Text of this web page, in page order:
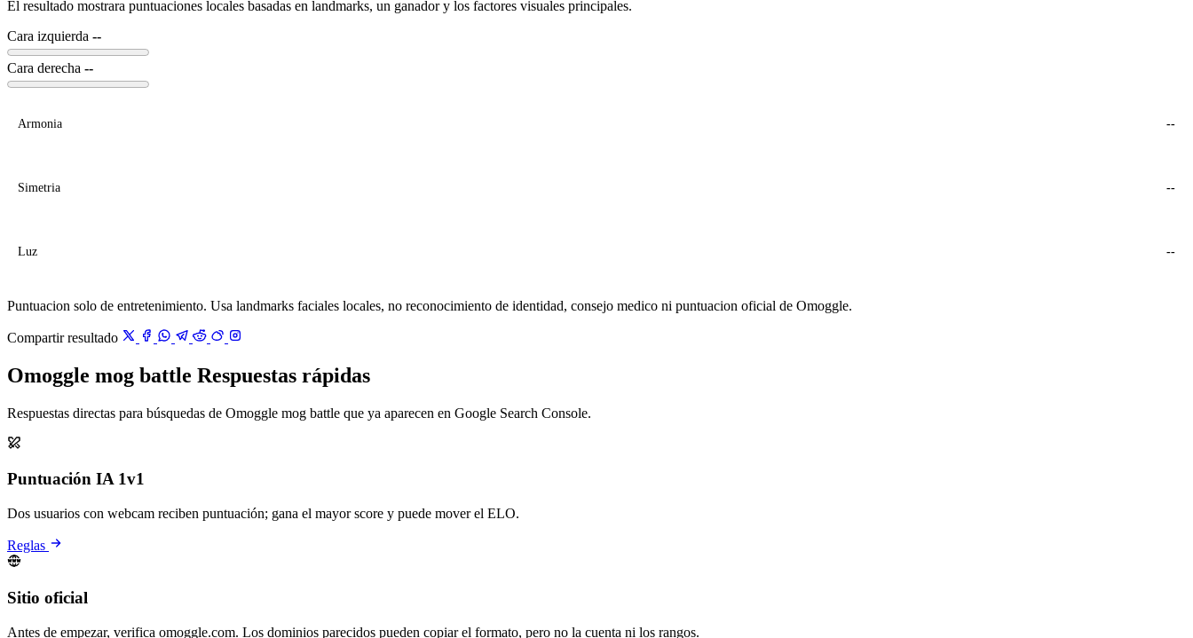
El resultado mostrara puntuaciones locales basadas en landmarks, un ganador y los factores visuales principales.
Cara izquierda --
Cara derecha --
Armonia --
Simetria --
Luz --
Puntuacion solo de entretenimiento. Usa landmarks faciales locales, no reconocimiento de identidad, consejo medico ni puntuacion oficial de Omoggle.
Compartir resultado
Omoggle mog battle Respuestas rápidas
Respuestas directas para búsquedas de Omoggle mog battle que ya aparecen en Google Search Console.
Puntuación IA 1v1
Dos usuarios con webcam reciben puntuación; gana el mayor score y puede mover el ELO.
Reglas
Sitio oficial
Antes de empezar, verifica omoggle.com. Los dominios parecidos pueden copiar el formato, pero no la cuenta ni los rangos.